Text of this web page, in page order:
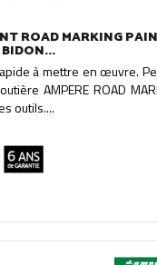
ROAD MARKING
BIDON...
à mettre en œuvre.
AMPERE ROAD
outils....